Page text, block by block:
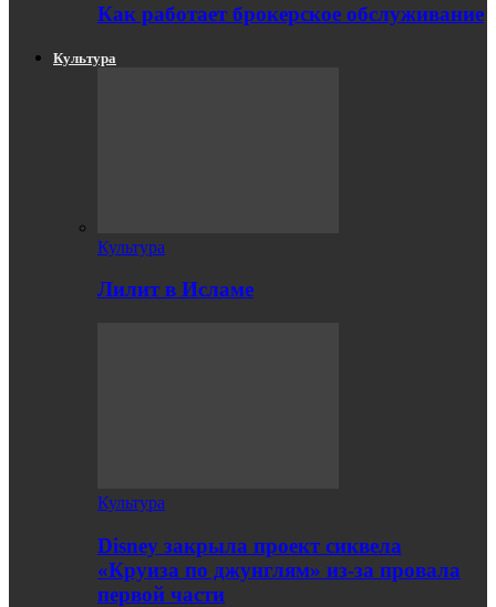
Как работает брокерское обслуживание
Культура
Культура
Лилит в Исламе
Культура
Disney закрыла проект сиквела
«Круиза по джунглям» из-за провала
первой части